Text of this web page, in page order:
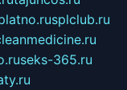
splclub.ru
seks-365.ru